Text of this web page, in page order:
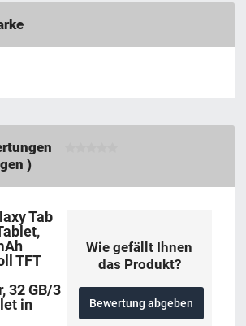
)
Tab
TFT
32 GB/3
in
Wie gefällt Ihnen
das Produkt?
Bewertung abgeben